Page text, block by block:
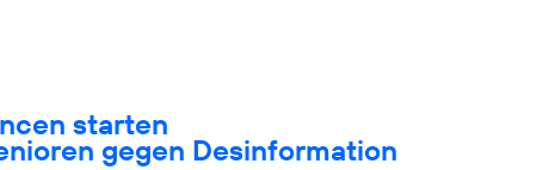
starten
gegen Desinformation